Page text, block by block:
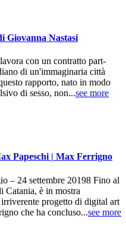
Giovanna Nastasi
con un contratto part-
di un'immaginaria città
rapporto, nato in modo
di sesso, non...see more
Papeschi | Max Ferrigno
– 24 settembre 20198 Fino al
Catania, è in mostra
progetto di digital art
che ha concluso...see more